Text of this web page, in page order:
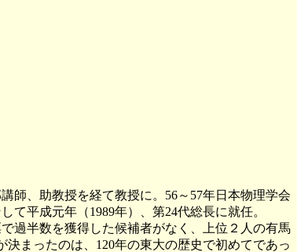
師、助教授を経て教授に。56～57年日本物理学会
平成元年（1989年）、第24代総長に就任。
過半数を獲得した候補者がなく、上位２人の有馬
まったのは、120年の東大の歴史で初めてであっ